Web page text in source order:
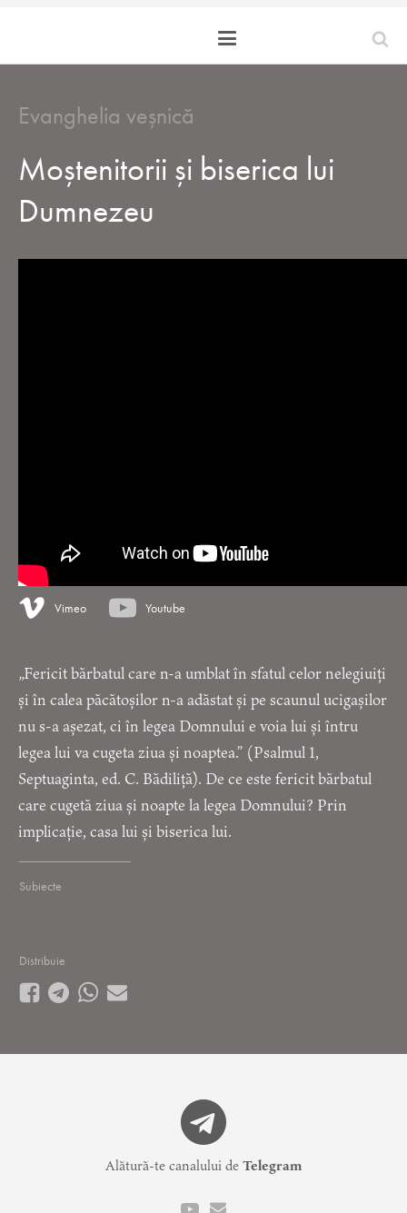
Evanghelia veșnică
Moștenitorii și biserica lui
Dumnezeu
Vimeo Youtube
„Fericit bărbatul care n-a umblat în sfatul celor nelegiuiți
și în calea păcătoșilor n-a adăstat și pe scaunul ucigașilor
nu s-a așezat, ci în legea Domnului e voia lui și întru
legea lui va cugeta ziua și noaptea.” (Psalmul 1,
Septuaginta, ed. C. Bădiliță). De ce este fericit bărbatul
care cugetă ziua și noapte la legea Domnului? Prin
implicație, casa lui și biserica lui.
Subiecte
Distribuie
Alătură-te canalului deTelegram